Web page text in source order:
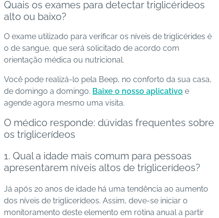
Quais os exames para detectar triglicérideos
alto ou baixo?
O exame utilizado para verificar os níveis de triglicérides é
o de sangue, que será solicitado de acordo com
orientação médica ou nutricional.
Você pode realizá-lo pela Beep, no conforto da sua casa,
de domingo a domingo. Baixe o nosso aplicativo e
agende agora mesmo uma visita.
O médico responde: dúvidas frequentes sobre
os triglicerídeos
1. Qual a idade mais comum para pessoas
apresentarem níveis altos de triglicerídeos?
Já após 20 anos de idade há uma tendência ao aumento
dos níveis de triglicerídeos. Assim, deve-se iniciar o
monitoramento deste elemento em rotina anual a partir